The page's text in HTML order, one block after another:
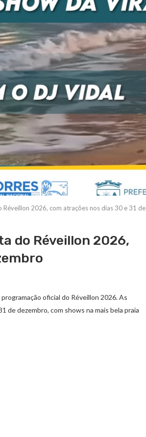
2026, com atrações nos dias 30 e 31 de
do Réveillon 2026,
oficial do Réveillon 2026. As
de dezembro, com shows na mais bela praia